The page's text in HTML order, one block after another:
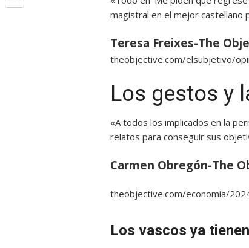
magistral en el mejor castellano
Teresa Freixes-The
theobjective.com/elsubjetivo/
Los gestos y
«A todos los implicados en la
relatos para conseguir sus
Carmen Obregón-The
theobjective.com/economia/
Los vascos ya
Compartir